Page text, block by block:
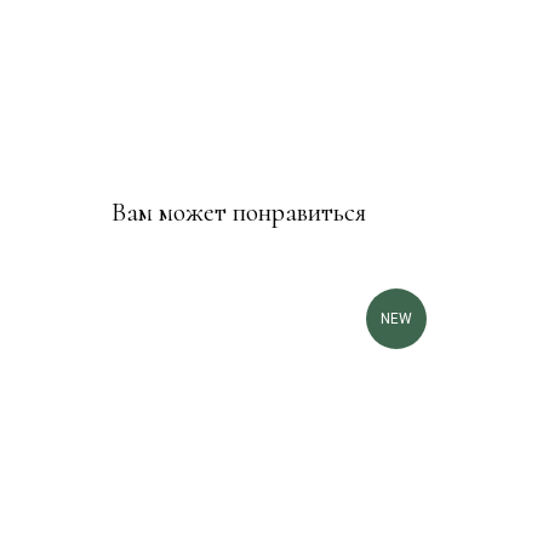
Вам может понравиться
NEW